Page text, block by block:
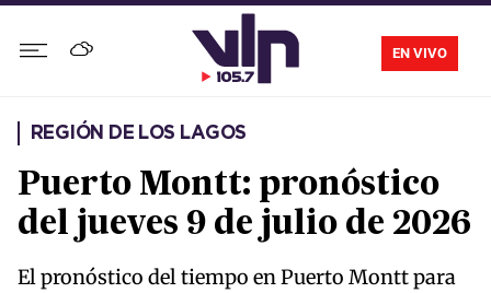
EN VIVO
REGIÓN DE LOS LAGOS
Puerto Montt: pronóstico
del jueves 9 de julio de 2026
El pronóstico del tiempo en Puerto Montt para